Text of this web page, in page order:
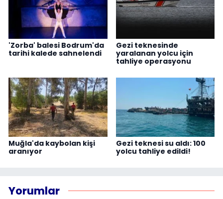
'Zorba' balesi Bodrum'da
tarihi kalede sahnelendi
Gezi teknesinde
yaralanan yolcu için
tahliye operasyonu
Muğla'da kaybolan kişi
aranıyor
Gezi teknesi su aldı: 100
yolcu tahliye edildi!
Yorumlar